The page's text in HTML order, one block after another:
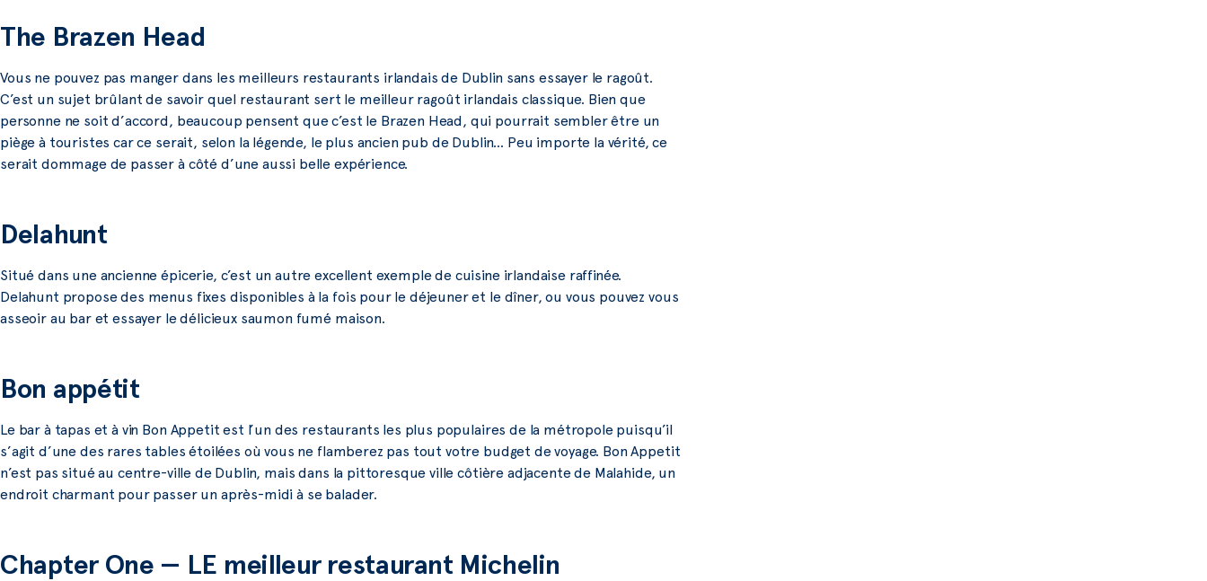
The Brazen Head
Vous ne pouvez pas manger dans les meilleurs restaurants irlandais de Dublin sans essayer le ragoût.
C’est un sujet brûlant de savoir quel restaurant sert le meilleur ragoût irlandais classique. Bien que
personne ne soit d’accord, beaucoup pensent que c’est le Brazen Head, qui pourrait sembler être un
piège à touristes car ce serait, selon la légende, le plus ancien pub de Dublin… Peu importe la vérité, ce
serait dommage de passer à côté d’une aussi belle expérience.
Delahunt
Situé dans une ancienne épicerie, c’est un autre excellent exemple de cuisine irlandaise raffinée.
Delahunt propose des menus fixes disponibles à la fois pour le déjeuner et le dîner, ou vous pouvez vous
asseoir au bar et essayer le délicieux saumon fumé maison.
Bon appétit
Le bar à tapas et à vin Bon Appetit est l’un des restaurants les plus populaires de la métropole puisqu’il
s’agit d’une des rares tables étoilées où vous ne flamberez pas tout votre budget de voyage. Bon Appetit
n’est pas situé au centre-ville de Dublin, mais dans la pittoresque ville côtière adjacente de Malahide, un
endroit charmant pour passer un après-midi à se balader.
Chapter One — LE meilleur restaurant Michelin